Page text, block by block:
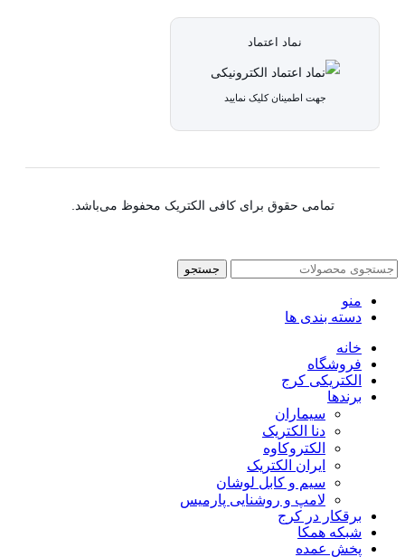
نماد اعتماد
جهت اطمینان کلیک نمایید
تمامی حقوق برای کافی الکتریک محفوظ می‌باشد.
جستجو
منو
دسته بندی ها
خانه
فروشگاه
الکتریکی کرج
برندها
سیماران
دنا الکتریک
الکتروکاوه
ایران الکتریک
سیم و کابل لوشان
لامپ و روشنایی پارمیس
برقکار در کرج
شبکه همکا
پخش عمده